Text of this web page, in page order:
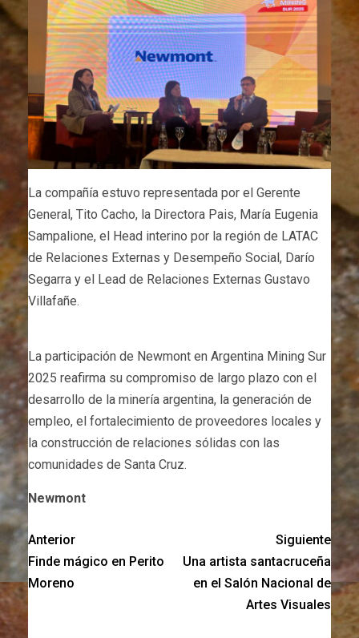
La compañía estuvo representada por el Gerente
General, Tito Cacho, la Directora Pais, María Eugenia
Sampalione, el Head interino por la región de LATAC
de Relaciones Externas y Desempeño Social, Darío
Segarra y el Lead de Relaciones Externas Gustavo
Villafañe.
La participación de Newmont en Argentina Mining Sur
2025 reafirma su compromiso de largo plazo con el
desarrollo de la minería argentina, la generación de
empleo, el fortalecimiento de proveedores locales y
la construcción de relaciones sólidas con las
comunidades de Santa Cruz.
Newmont
Anterior
Finde mágico en Perito
Moreno
Siguiente
Una artista santacruceña
en el Salón Nacional de
Artes Visuales